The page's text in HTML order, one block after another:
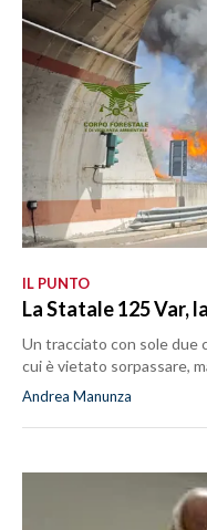
IL PUNTO
La Statale 125 Var,
Un tracciato con sole due
cui è vietato sorpassare,
Andrea Manunza